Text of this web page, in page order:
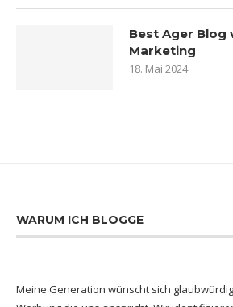
Best Ager Blog
Marketing
18. Mai 2024
WARUM ICH BLOGGE
Meine Generation wünscht sich